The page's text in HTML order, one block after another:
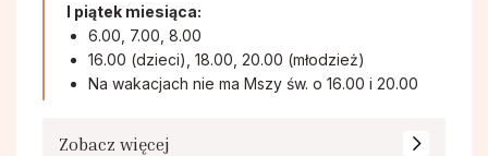
I piątek miesiąca:
6.00, 7.00, 8.00
16.00 (dzieci), 18.00, 20.00 (młodzież)
Na wakacjach nie ma Mszy św. o 16.00 i 20.00
Zobacz więcej